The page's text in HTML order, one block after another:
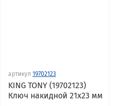
артикул 19702123
KING TONY (19702123)
Ключ накидной 21x23 мм